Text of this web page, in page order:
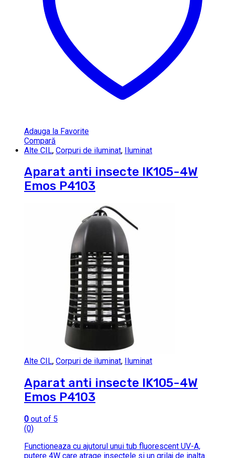
Adauga la Favorite
Compară
Alte CIL, Corpuri de iluminat, Iluminat
Aparat anti insecte IK105-4W
Emos P4103
Alte CIL, Corpuri de iluminat, Iluminat
Aparat anti insecte IK105-4W
Emos P4103
0 out of 5
(0)
Functioneaza cu ajutorul unui tub fluorescent UV-A,
putere 4W care atrage insectele si un grilaj de inalta